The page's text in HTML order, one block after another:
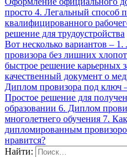
просто 4. Легальный способ
квалифицированного
решение для трудоустройства
Вот несколько вариантов –
провизора без лишних
быстрое решение карьерных
качественный документ о
Диплом провизора под ключ
Простое решение для
образовании 6. Диплом
многолетнего обучения 7.
дипломированным
нравится?
Найти: